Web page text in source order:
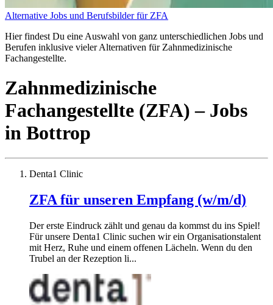
Alternative Jobs und Berufsbilder für ZFA
Hier findest Du eine Auswahl von ganz unterschiedlichen Jobs und
Berufen inklusive vieler Alternativen für Zahnmedizinische
Fachangestellte.
Zahnmedizinische
Fachangestellte (ZFA) – Jobs
in Bottrop
Denta1 Clinic
ZFA für unseren Empfang (w/m/d)
Der erste Eindruck zählt und genau da kommst du ins Spiel!
Für unsere Denta1 Clinic suchen wir ein Organisationstalent
mit Herz, Ruhe und einem offenen Lächeln. Wenn du den
Trubel an der Rezeption li...